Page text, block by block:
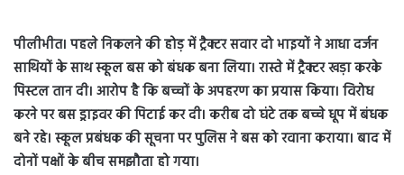
पीलीभीत। पहले निकलने की होड़ में ट्रैक्टर सवार दो भाइयों ने आधा दर्जन
साथियों के साथ स्कूल बस को बंधक बना लिया। रास्ते में ट्रैक्टर खड़ा करके
पिस्टल तान दी। आरोप है कि बच्चों के अपहरण का प्रयास किया। विरोध
करने पर बस ड्राइवर की पिटाई कर दी। करीब दो घंटे तक बच्चे धूप में बंधक
बने रहे। स्कूल प्रबंधक की सूचना पर पुलिस ने बस को रवाना कराया। बाद में
दोनों पक्षों के बीच समझौता हो गया।